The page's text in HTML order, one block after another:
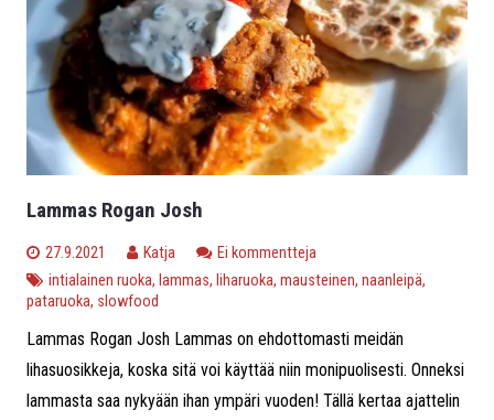
Kaikki reseptit
Lammas Rogan Josh
27.9.2021 Katja
Ei kommentteja
intialainen ruoka, lammas, liharuoka, mausteinen, naanleipä,
pataruoka, slowfood
Lammas Rogan Josh Lammas on ehdottomasti meidän
lihasuosikkeja, koska sitä voi käyttää niin monipuolisesti. Onneksi
lammasta saa nykyään ihan ympäri vuoden! Tällä kertaa ajattelin